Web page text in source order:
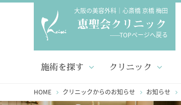
大阪の美容外科｜心斎橋 京橋 梅田
-----TOPページへ戻る
施術を探す クリニック
HOME クリニックからのお知らせ お知らせ